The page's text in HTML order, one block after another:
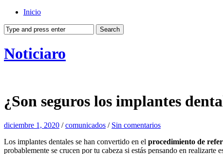
Inicio
Noticiaro
¿Son seguros los implantes
diciembre 1, 2020 /comunicados / Sin comentarios
Los implantes dentales se han convertido en el procedimiento de
probablemente se crucen por tu cabeza si estás pensando en